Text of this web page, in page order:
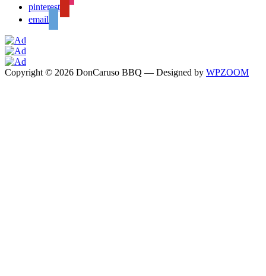
pinterest
email
Copyright © 2026 DonCaruso BBQ — Designed by WPZOOM